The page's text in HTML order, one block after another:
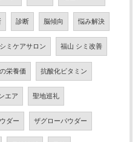
診断 脳傾向 悩み解決
ミケアサロン 福山 シミ改善
栄養価 抗酸化ビタミン
エア 聖地巡礼
ダー ザグローパウダー